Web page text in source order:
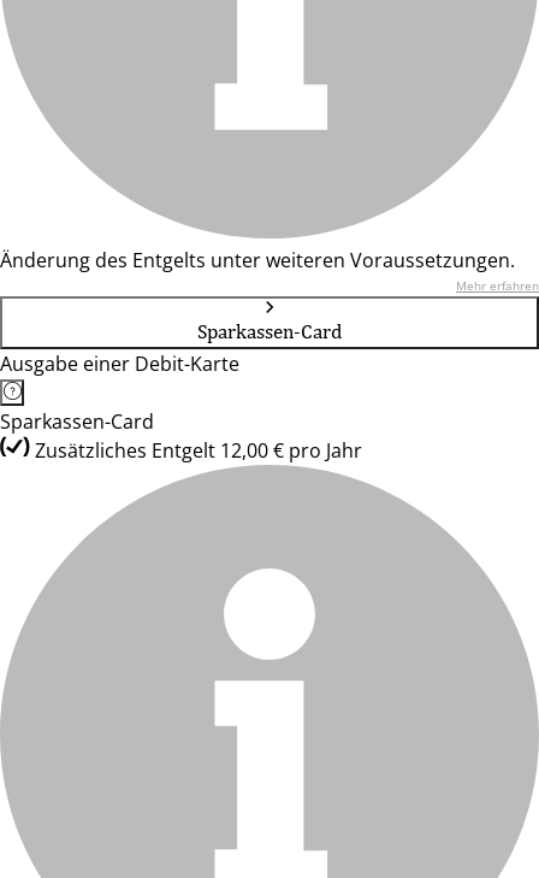
Änderung des Entgelts unter weiteren Voraussetzungen.
Mehr erfahren
Sparkassen-Card
Ausgabe einer Debit-Karte
Sparkassen-Card
Zusätzliches Entgelt 12,00 € pro Jahr